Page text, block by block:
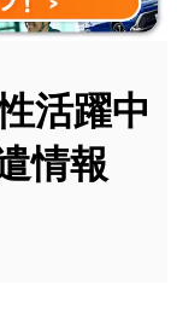
活躍中
情報